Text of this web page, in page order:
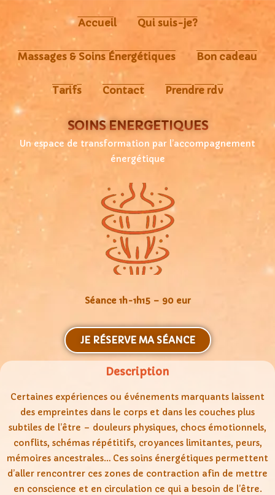
Accueil Qui suis-je?
Massages & Soins Énergétiques Bon cadeau
Tarifs Contact Prendre rdv
SOINS ÉNERGÉTIQUES
Un espace de transformation par l’accompagnement
énergétique
Séance 1h-1h15 – 90 eur
JE RÉSERVE MA SÉANCE
Description
Certaines expériences ou événements marquants laissent
des empreintes dans le corps et dans les couches plus
subtiles de l’être – douleurs physiques, chocs émotionnels,
conflits, schémas répétitifs, croyances limitantes, peurs,
mémoires ancestrales… Ces soins énergétiques permettent
d’aller rencontrer ces zones de contraction afin de mettre
en conscience et en circulation ce qui a besoin de l’être.